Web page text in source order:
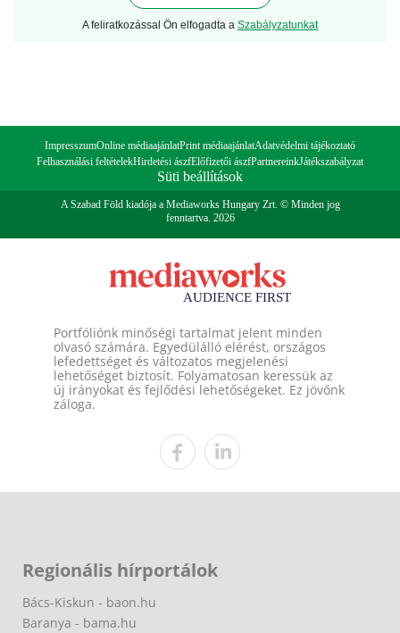
A feliratkozással Ön elfogadta a Szabályzatunkat
ImpresszumOnline médiaajánlatPrint médiaajánlatAdatvédelmi tájékoztató
Felhasználási feltételekHirdetési ászfElőfizetői ászfPartnereinkJátékszabályzat
Süti beállítások
A Szabad Föld kiadója a Mediaworks Hungary Zrt. © Minden jog
fenntartva. 2026
Portfóliónk minőségi tartalmat jelent minden
olvasó számára. Egyedülálló elérést, országos
lefedettséget és változatos megjelenési
lehetőséget biztosít. Folyamatosan keressük az
új irányokat és fejlődési lehetőségeket. Ez jövőnk
záloga.
Regionális hírportálok
Bács-Kiskun - baon.hu
Baranya - bama.hu